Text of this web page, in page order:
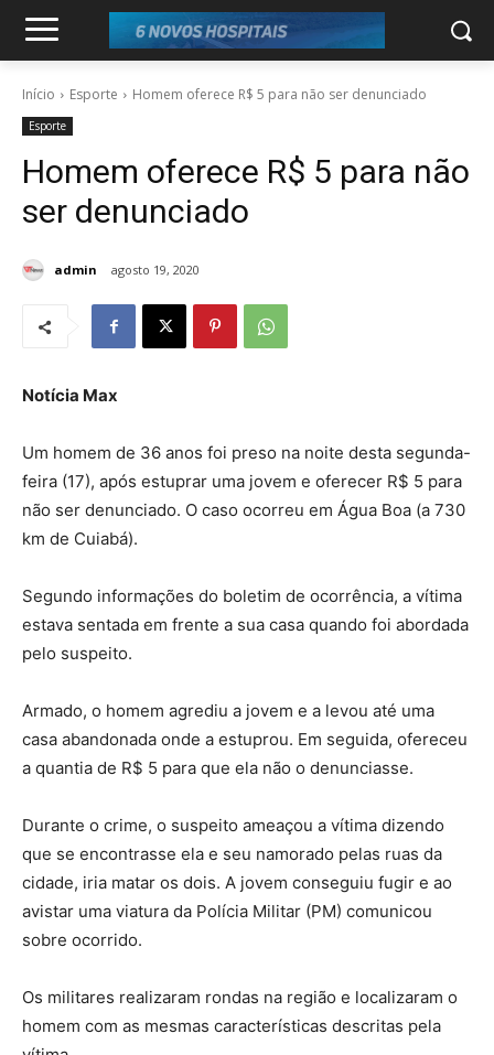
Início Esporte Homem oferece R$ 5 para não ser denunciado
Esporte
Homem oferece R$ 5 para não
ser denunciado
admin agosto 19, 2020
Notícia Max
Um homem de 36 anos foi preso na noite desta segunda-
feira (17), após estuprar uma jovem e oferecer R$ 5 para
não ser denunciado. O caso ocorreu em Água Boa (a 730
km de Cuiabá).
Segundo informações do boletim de ocorrência, a vítima
estava sentada em frente a sua casa quando foi abordada
pelo suspeito.
Armado, o homem agrediu a jovem e a levou até uma
casa abandonada onde a estuprou. Em seguida, ofereceu
a quantia de R$ 5 para que ela não o denunciasse.
Durante o crime, o suspeito ameaçou a vítima dizendo
que se encontrasse ela e seu namorado pelas ruas da
cidade, iria matar os dois. A jovem conseguiu fugir e ao
avistar uma viatura da Polícia Militar (PM) comunicou
sobre ocorrido.
Os militares realizaram rondas na região e localizaram o
homem com as mesmas características descritas pela